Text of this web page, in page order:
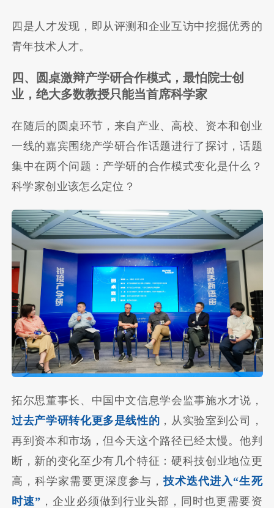
四是人才发现，即从评测和企业互访中挖掘优秀的
青年技术人才。
四、圆桌激辩产学研合作模式，最怕院士创
业，绝大多数教授只能当首席科学家
在随后的圆桌环节，来自产业、高校、资本和创业
一线的嘉宾围绕产学研合作话题进行了探讨，话题
集中在两个问题：产学研的合作模式变化是什么？
科学家创业该怎么定位？
拓尔思董事长、中国中文信息学会监事施水才说，
过去产学研转化更多是线性的 ，从实验室到公司，
再到资本和市场，但今天这个路径已经太慢。他判
断，新的变化至少有几个特征：硬科技创业地位更
高，科学家需要更深度参与，技术迭代进入“生死
时速” ，企业必须做到行业头部，同时也更需要资